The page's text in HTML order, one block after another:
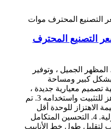
التصنيع المحترف
المظهر الجميل ، وتوفير
بشكل كبير ومساحة
بنية تصميم معيارية جديدة ،
تخطيط مضغوط ، جاهز للتثبيت واستخدامه 3. تم
الاهتزاز للوحدة أقل
بكثير من المعايير الدولية. 4. التحسين المتكامل
لتقليل طول خط الأنابيب